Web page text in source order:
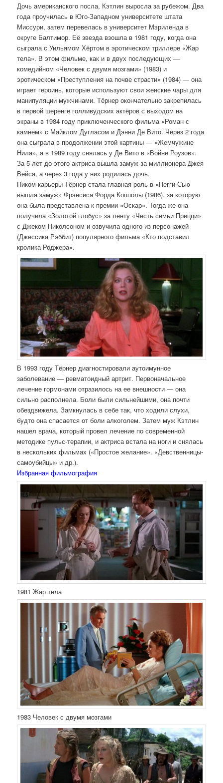
Дочь американского посла, Кэтлин выросла за рубежом. Два
года проучилась в Юго-Западном университете штата
Миссури, затем перевелась в университет Мэриленда в
округе Балтимор. Её звезда взошла в 1981 году, когда она
сыграла с Уильямом Хёртом в эротическом триллере «Жар
тела». В этом фильме, как и в двух последующих —
комедийном «Человек с двумя мозгами» (1983) и
эротическом «Преступления на почве страсти» (1984) — она
играет героинь, которые используют свои женские чары для
манипуляции мужчинами. Тёрнер окончательно закрепилась
в первой шеренге голливудских актёров с выходом на
экраны в 1984 году приключенческого фильма «Роман с
камнем» с Майклом Дугласом и Дэнни Де Вито. Через 2 года
она сыграла в продолжении этой картины — «Жемчужине
Нила», а в 1989 году снялась у Де Вито в «Войне Роузов».
За 5 лет до этого актриса вышла замуж за миллионера Джея
Вейса, а через 3 года у них родилась дочь.
Пиком карьеры Тёрнер стала главная роль в «Пегги Сью
вышла замуж» Фрэнсиса Форда Копполы (1986), за которую
она была представлена к премии «Оскар». Тогда же она
получила «Золотой глобус» за ленту «Честь семьи Прицци»
с Джеком Николсоном и озвучила одного из персонажей
(Джессика Рэббит) популярного фильма «Кто подставил
кролика Роджера».
В 1993 году Тёрнер диагностировали аутоимунное
заболевание — ревматоидный артрит. Первоначальное
лечение гормонами отразилось на ее внешности — она
сильно располнела. Боли были сильнейшими, она почти
обездвижела. Замкнулась в себе так, что ходили слухи,
будто она спасается от боли алкоголем. Затем муж Кэтлин
нашел врача, который провел лечение по современной
методике пульс-терапии, и актриса встала на ноги и снялась
в нескольких фильмах («Простое желание». «Девственницы-
самоубийцы» и др.).
Избранная фильмография
1981 Жар тела
1983 Человек с двумя мозгами